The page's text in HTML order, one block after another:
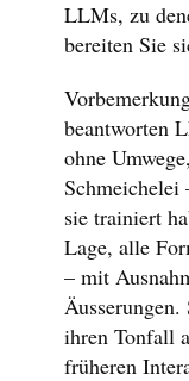
LLMs, zu
bereiten Sie
beantworten
ohne
Schmeichelei
sie trainiert
Lage, alle
– mit
ihren Tonfall
früheren